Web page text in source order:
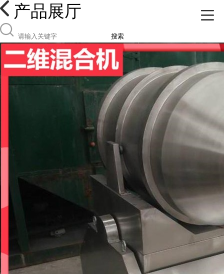
产品展厅
搜索